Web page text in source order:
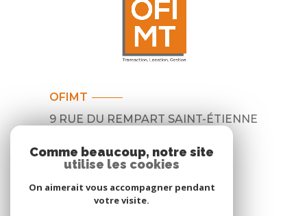
OFIMT
9 RUE DU REMPART SAINT-ÉTIENNE
05 62 30 44 30
Comme beaucoup, notre site
utilise les cookies
On aimerait vous accompagner pendant
votre visite.